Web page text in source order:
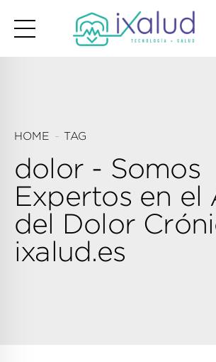
HOME TAG
dolor - Somos
Expertos en el
del Dolor
ixalud.es